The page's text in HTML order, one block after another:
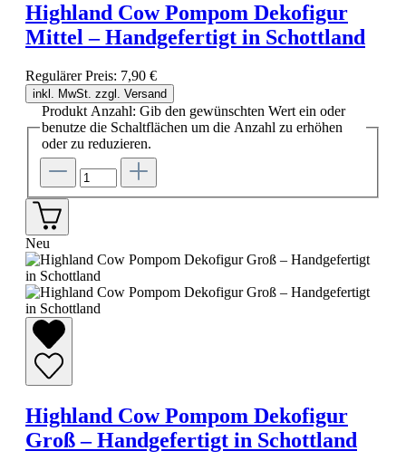
Highland Cow Pompom Dekofigur
Mittel – Handgefertigt in Schottland
Regulärer Preis: 7,90 €
inkl. MwSt. zzgl. Versand
Produkt Anzahl: Gib den gewünschten Wert ein oder
benutze die Schaltflächen um die Anzahl zu erhöhen
oder zu reduzieren.
Neu
Highland Cow Pompom Dekofigur
Groß – Handgefertigt in Schottland